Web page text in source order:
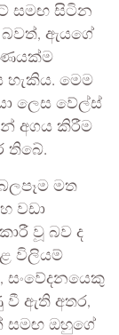
සමඟ සිටින
ඇයගේ
හැකිය. මෙම
ලෙස වේල්ස්
අගය කිරීම
තිබේ.
මත
වඩා
වූ බව ද
විලියම්
සංවේදනයෙකු
ඇති අතර,
සමඟ ඔහුගේ